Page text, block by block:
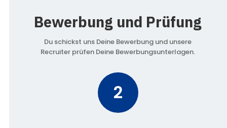
Bewerbung und Prüfung
Du schickst uns Deine Bewerbung und unsere
Recruiter prüfen Deine Bewerbungsunterlagen.
2